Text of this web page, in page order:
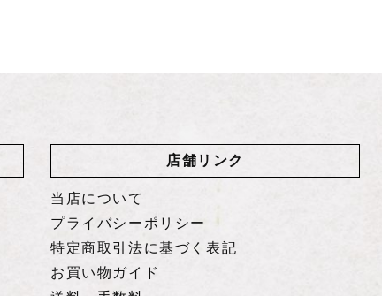
店舗リンク
当店について
プライバシーポリシー
特定商取引法に基づく表記
お買い物ガイド